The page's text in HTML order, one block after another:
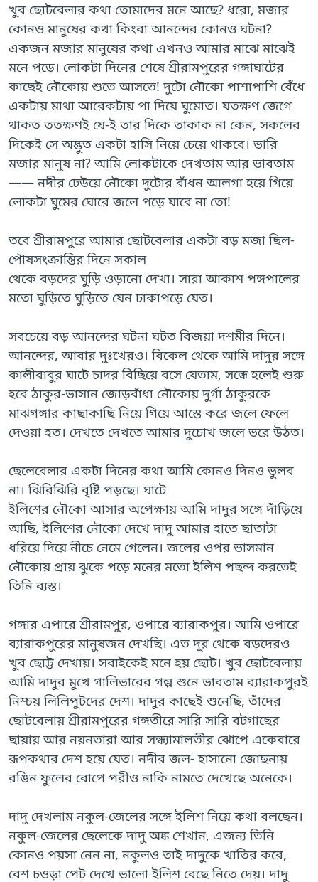
খুব ছোটবেলার কথা তোমাদের মনে আছে? ধরো, মজার
কোনও মানুষের কথা কিংবা আনন্দের কোনও ঘটনা?
একজন মজার মানুষের কথা এখনও আমার মাঝে মাঝেই
মনে পড়ে। লোকটা দিনের শেষে শ্রীরামপুরের গঙ্গাঘাটের
কাছেই নৌকোয় শুতে আসতে! দুটো নৌকো পাশাপাশি বেঁধে
একটায় মাথা আরেকটায় পা দিয়ে ঘুমোত। যতক্ষণ জেগে
থাকত ততক্ষণই যে-ই তার দিকে তাকাক না কেন, সকলের
দিকেই সে অদ্ভুত একটা হাসি নিয়ে চেয়ে থাকবে। ভারি
মজার মানুষ না? আমি লোকটাকে দেখতাম আর ভাবতাম
—— নদীর ঢেউয়ে নৌকো দুটোর বাঁধন আলগা হয়ে গিয়ে
লোকটা ঘুমের ঘোরে জলে পড়ে যাবে না তো!
তবে শ্রীরামপুরে আমার ছোটবেলার একটা বড় মজা ছিল-
পৌষসংক্রান্তির দিনে সকাল
থেকে বড়দের ঘুড়ি ওড়ানো দেখা। সারা আকাশ পঙ্গপালের
মতো ঘুড়িতে ঘুড়িতে যেন ঢাকাপড়ে যেত।
সবচেয়ে বড় আনন্দের ঘটনা ঘটত বিজয়া দশমীর দিনে।
আনন্দের, আবার দুঃখেরও। বিকেল থেকে আমি দাদুর সঙ্গে
কালীবাবুর ঘাটে চাদর বিছিয়ে বসে যেতাম, সন্ধে হলেই শুরু
হবে ঠাকুর-ভাসান জোড়বাঁধা নৌকোয় দুর্গা ঠাকুরকে
মাঝগঙ্গার কাছাকাছি নিয়ে গিয়ে আস্তে করে জলে ফেলে
দেওয়া হত। দেখতে দেখতে আমার দুচোখ জলে ভরে উঠত।
ছেলেবেলার একটা দিনের কথা আমি কোনও দিনও ভুলব
না। ঝিরিঝিরি বৃষ্টি পড়ছে। ঘাটে
ইলিশের নৌকো আসার অপেক্ষায় আমি দাদুর সঙ্গে দাঁড়িয়ে
আছি, ইলিশের নৌকো দেখে দাদু আমার হাতে ছাতাটা
ধরিয়ে দিয়ে নীচে নেমে গেলেন। জলের ওপর ভাসমান
নৌকোয় প্রায় ঝুকে পড়ে মনের মতো ইলিশ পছন্দ করতেই
তিনি ব্যস্ত।
গঙ্গার এপারে শ্রীরামপুর, ওপারে ব্যারাকপুর। আমি ওপারে
ব্যারাকপুরের মানুষজন দেখছি। এত দূর থেকে বড়দেরও
খুব ছোট্ট দেখায়। সবাইকেই মনে হয় ছোট। খুব ছোটবেলায়
আমি দাদুর মুখে গালিভারের গল্প শুনে ভাবতাম ব্যারাকপুরই
নিশ্চয় লিলিপুটদের দেশ। দাদুর কাছেই শুনেছি, তাঁদের
ছোটবেলায় শ্রীরামপুরের গঙ্গতীরে সারি সারি বটগাছের
ছায়ায় আর নয়নতারা আর সন্ধ্যামালতীর ঝোপে একেবারে
রূপকথার দেশ হয়ে যেত। নদীর জল- হাসানো জোছনায়
রঙিন ফুলের বোপে পরীও নাকি নামতে দেখেছে অনেকে।
দাদু দেখলাম নকুল-জেলের সঙ্গে ইলিশ নিয়ে কথা বলছেন।
নকুল-জেলের ছেলেকে দাদু অঙ্ক শেখান, এজন্য তিনি
কোনও পয়সা নেন না, নকুলও তাই দাদুকে খাতির করে,
বেশ চওড়া পেট দেখে ভালো ইলিশ বেছে নিতে দেয়। দাদু